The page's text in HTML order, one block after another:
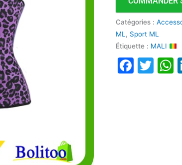
Catégories :
ML, Sport ML
Étiquette : MALI